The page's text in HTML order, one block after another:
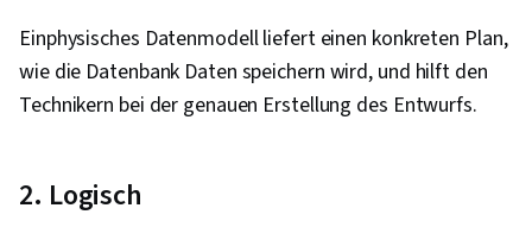
Datenmanipulation, Analytische Fähigkeiten,
Datenumwandlung, SQL, Qualität der Daten,
Integrität der Daten, Bestimmung des
Einphysisches Datenmodell liefert einen konkreten Plan,
wie die Datenbank Daten speichern wird, und hilft den
Technikern bei der genauen Erstellung des Entwurfs.
2. Logisch